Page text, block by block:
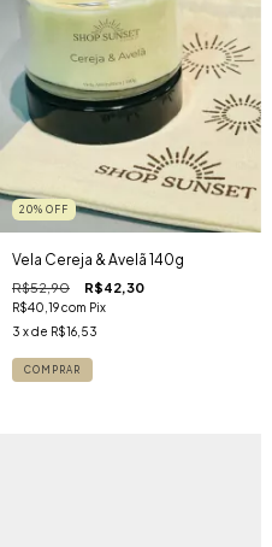
20% OFF
Vela Cereja & Avelã 140g
R$52,90 R$42,30
R$40,19com Pix
3 x de R$16,53